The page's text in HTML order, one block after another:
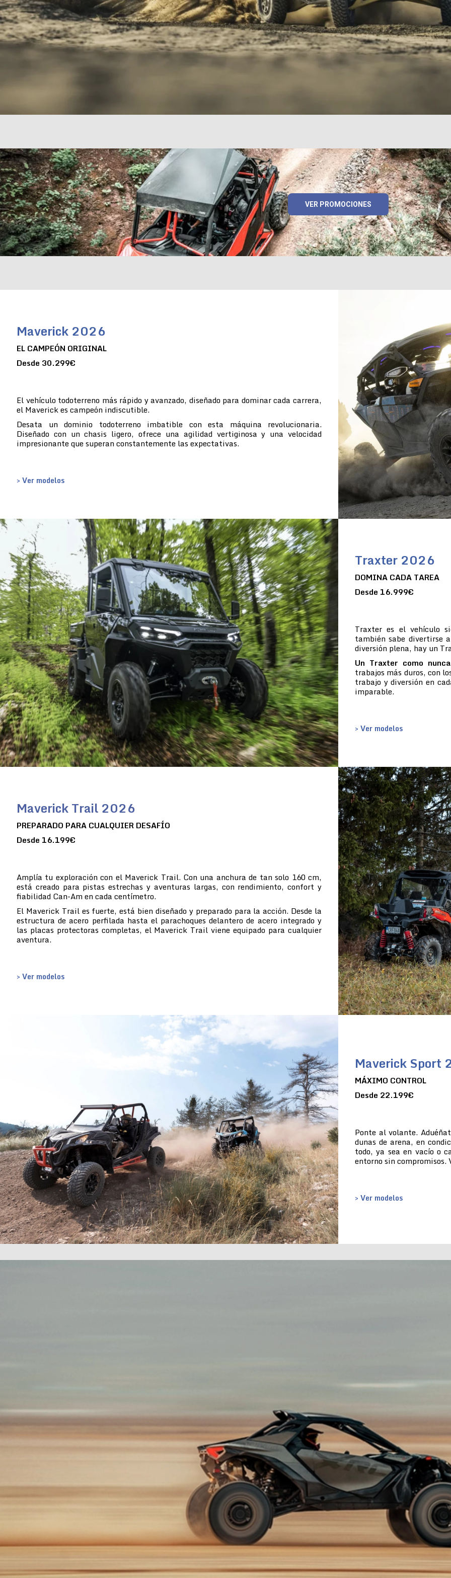
VER PROMOCIONES
Maverick 2026
EL CAMPEÓN ORIGINAL
Desde 30.299€
El vehículo todoterreno más rápido y avanzado, diseñado para dominar cada carrera,
el Maverick es campeón indiscutible.
Desata un dominio todoterreno imbatible con esta máquina revolucionaria.
Diseñado con un chasis ligero, ofrece una agilidad vertiginosa y una velocidad
impresionante que superan constantemente las expectativas.
> Ver modelos
Traxter 2026
DOMINA CADA TAREA
Desde 16.999€
Traxter es el vehículo
también sabe divertirse
diversión plena, hay un
Un Traxter como
trabajos más duros, con
trabajo y diversión en
imparable.
> Ver modelos
Maverick Trail 2026
PREPARADO PARA CUALQUIER DESAFÍO
Desde 16.199€
Amplía tu exploración con el Maverick Trail. Con una anchura de tan solo 160 cm,
está creado para pistas estrechas y aventuras largas, con rendimiento, confort y
fiabilidad Can-Am en cada centímetro.
El Maverick Trail es fuerte, está bien diseñado y preparado para la acción. Desde la
estructura de acero perfilada hasta el parachoques delantero de acero integrado y
las placas protectoras completas, el Maverick Trail viene equipado para cualquier
aventura.
> Ver modelos
Maverick Sport
MÁXIMO CONTROL
Desde 22.199€
Ponte al volante.
dunas de arena, en
todo, ya sea en vacío o
entorno sin compromisos.
> Ver modelos